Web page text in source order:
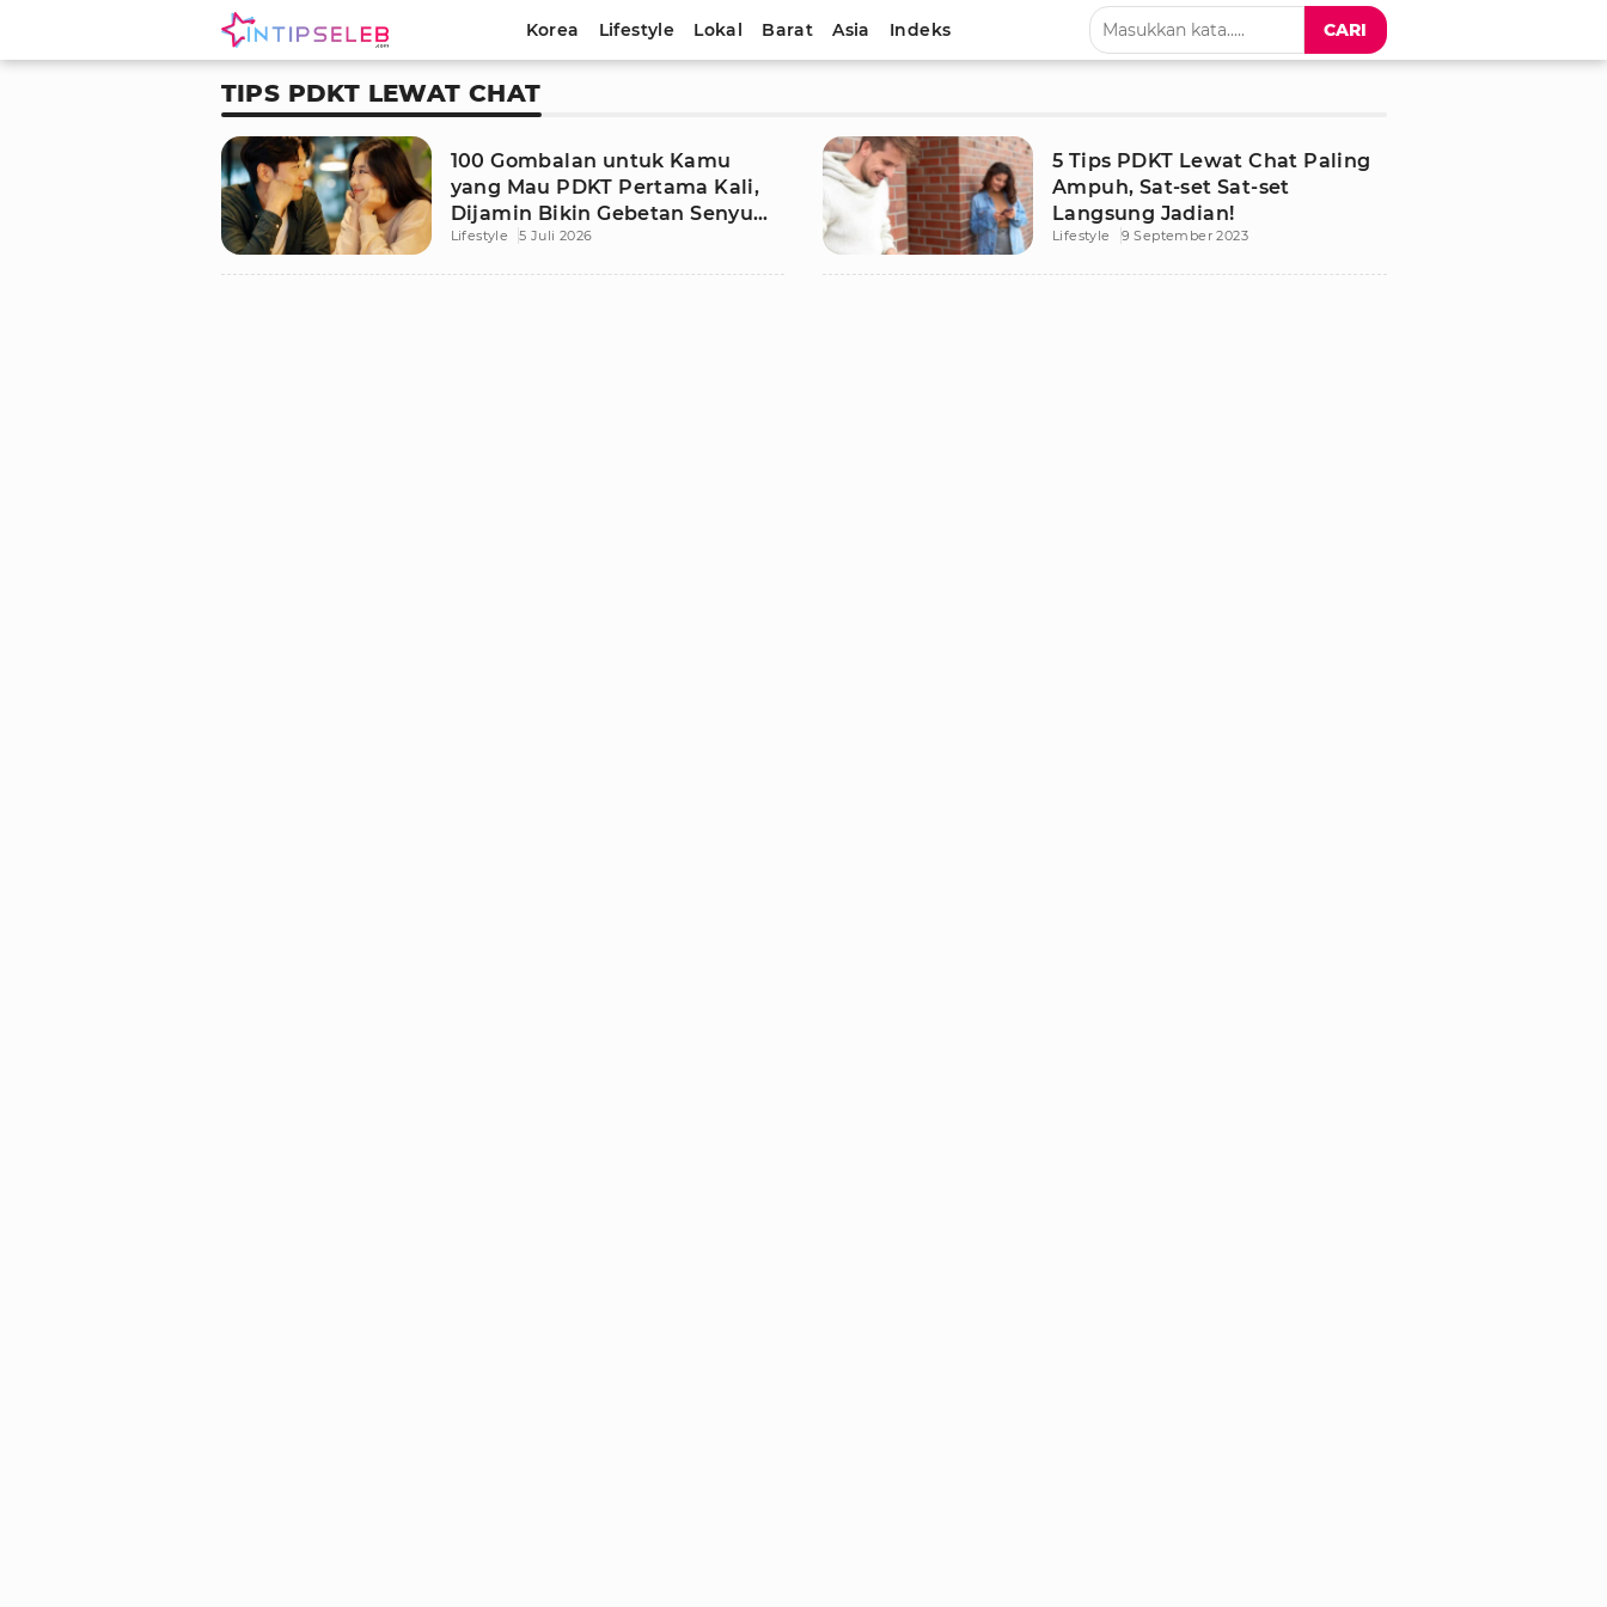
Korea Lifestyle Lokal Barat Asia Indeks CARI
TIPS PDKT LEWAT CHAT
100 Gombalan untuk Kamu
yang Mau PDKT Pertama Kali,
Dijamin Bikin Gebetan Senyum-
Senyum Sendiri
Lifestyle 5 Juli 2026
5 Tips PDKT Lewat Chat Paling
Ampuh, Sat-set Sat-set
Langsung Jadian!
Lifestyle 9 September 2023